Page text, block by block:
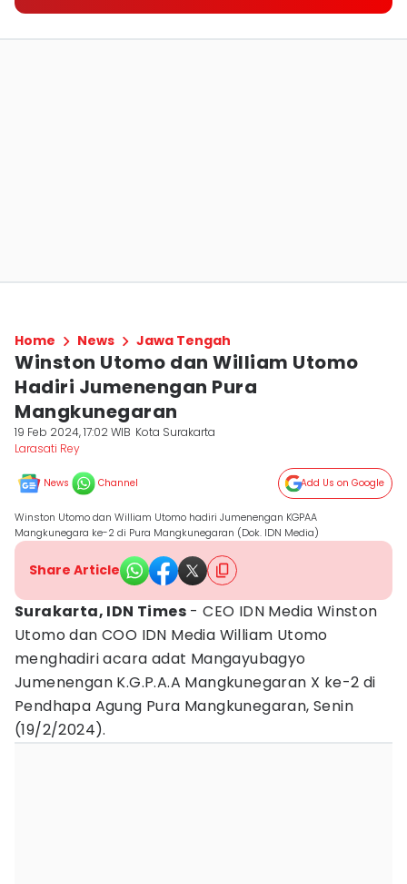
Home News Jawa Tengah
Winston Utomo dan William Utomo
Hadiri Jumenengan Pura
Mangkunegaran
19 Feb 2024, 17:02 WIB Kota Surakarta
Larasati Rey
News Channel Add Us on Google
Winston Utomo dan William Utomo hadiri Jumenengan KGPAA
Mangkunegara ke-2 di Pura Mangkunegaran (Dok. IDN Media)
Share Article
Surakarta, IDN Times - CEO IDN Media Winston
Utomo dan COO IDN Media William Utomo
menghadiri acara adat Mangayubagyo
Jumenengan K.G.P.A.A Mangkunegaran X ke-2 di
Pendhapa Agung Pura Mangkunegaran, Senin
(19/2/2024).